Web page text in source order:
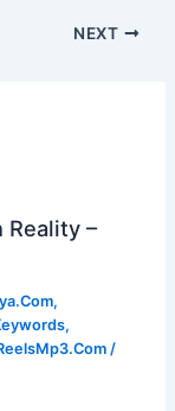
NEXT
Reality –
,
,
/